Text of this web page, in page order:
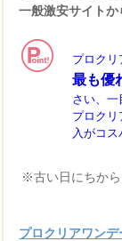
一般激安サイトか
プロク
最も優
さい、一
プロク
入がコス
※古い日にちか
プロクリアワン